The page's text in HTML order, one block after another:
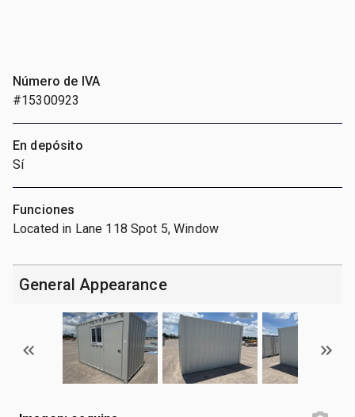
Número de IVA
#15300923
En depósito
Sí
Funciones
Located in Lane 118 Spot 5, Window
General Appearance